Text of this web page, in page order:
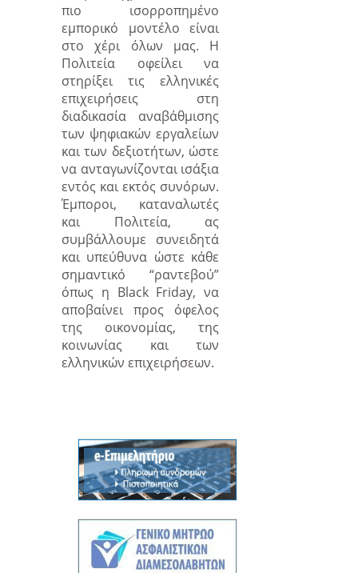
πιο ισορροπημένο
εμπορικό μοντέλο είναι
στο χέρι όλων μας. Η
Πολιτεία οφείλει να
στηρίξει τις ελληνικές
επιχειρήσεις στη
διαδικασία αναβάθμισης
των ψηφιακών εργαλείων
και των δεξιοτήτων, ώστε
να ανταγωνίζονται ισάξια
εντός και εκτός συνόρων.
Έμποροι, καταναλωτές
και Πολιτεία, ας
συμβάλλουμε συνειδητά
και υπεύθυνα ώστε κάθε
σημαντικό “ραντεβού”
όπως η Black Friday, να
αποβαίνει προς όφελος
της οικονομίας, της
κοινωνίας και των
ελληνικών επιχειρήσεων.